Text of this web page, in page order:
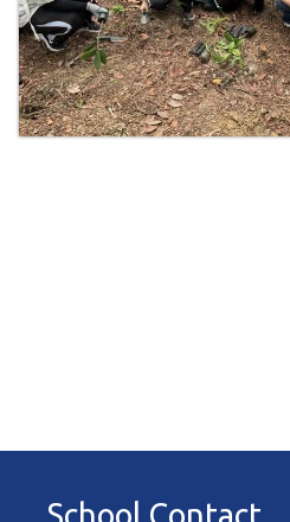
School Contact